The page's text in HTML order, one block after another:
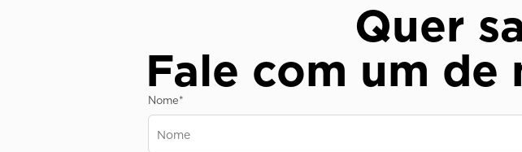
Quer
Fale com um de
Nome*